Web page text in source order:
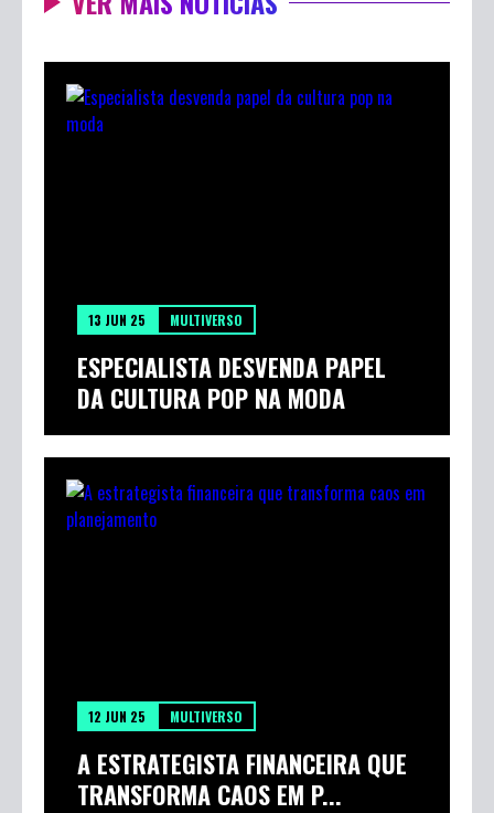
13 JUN 25 MULTIVERSO
ESPECIALISTA DESVENDA PAPEL
DA CULTURA POP NA MODA
12 JUN 25 MULTIVERSO
A ESTRATEGISTA FINANCEIRA QUE
TRANSFORMA CAOS EM P...